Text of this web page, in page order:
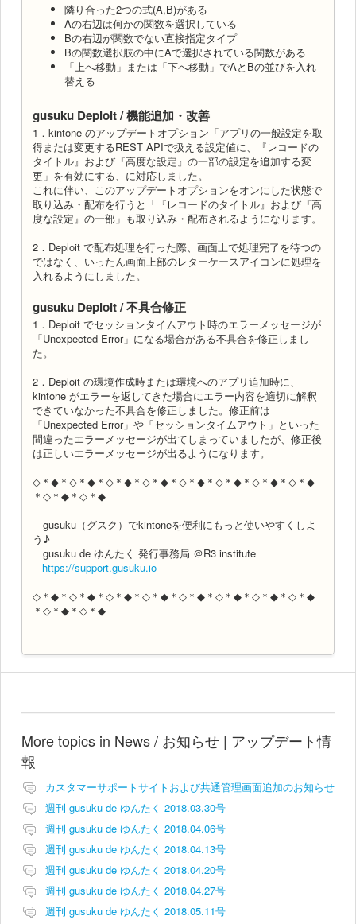
隣り合った2つの式(A,B)がある
Aの右辺は何かの関数を選択している
Bの右辺が関数でない直接指定タイプ
Bの関数選択肢の中にAで選択されている関数がある
「上へ移動」または「下へ移動」でAとBの並びを入れ
替える
gusuku Deploit / 機能追加・改善
1．kintone のアップデートオプション「アプリの一般設定を取
得または変更するREST APIで扱える設定値に、『レコードの
タイトル』および『高度な設定』の一部の設定を追加する変
更」を有効にする、に対応しました。
これに伴い、このアップデートオプションをオンにした状態で
取り込み・配布を行うと「『レコードのタイトル』および『高
度な設定』の一部」も取り込み・配布されるようになります。
2．Deploit で配布処理を行った際、画面上で処理完了を待つの
ではなく、いったん画面上部のレターケースアイコンに処理を
入れるようにしました。
gusuku Deploit / 不具合修正
1．Deploit でセッションタイムアウト時のエラーメッセージが
「Unexpected Error」になる場合がある不具合を修正しまし
た。
2．Deploit の環境作成時または環境へのアプリ追加時に、
kintone がエラーを返してきた場合にエラー内容を適切に解釈
できていなかった不具合を修正しました。修正前は
「Unexpected Error」や「セッションタイムアウト」といった
間違ったエラーメッセージが出てしまっていましたが、修正後
は正しいエラーメッセージが出るようになります。
◇＊◆＊◇＊◆＊◇＊◆＊◇＊◆＊◇＊◆＊◇＊◆＊◇＊◆＊◇＊◆
＊◇＊◆＊◇＊◆
gusuku（グスク）でkintoneを便利にもっと使いやすくしよ
う♪
gusuku de ゆんたく 発行事務局 ＠R3 institute
https://support.gusuku.io
◇＊◆＊◇＊◆＊◇＊◆＊◇＊◆＊◇＊◆＊◇＊◆＊◇＊◆＊◇＊◆
＊◇＊◆＊◇＊◆
More topics in News / お知らせ | アップデート情
報
カスタマーサポートサイトおよび共通管理画面追加のお知らせ
週刊 gusuku de ゆんたく 2018.03.30号
週刊 gusuku de ゆんたく 2018.04.06号
週刊 gusuku de ゆんたく 2018.04.13号
週刊 gusuku de ゆんたく 2018.04.20号
週刊 gusuku de ゆんたく 2018.04.27号
週刊 gusuku de ゆんたく 2018.05.11号